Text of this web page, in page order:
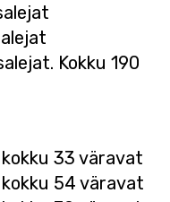
Kokku 190
33 väravat
54 väravat